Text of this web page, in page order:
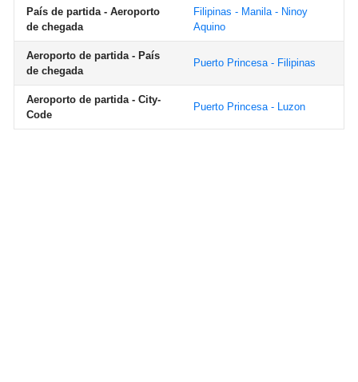
País de partida - Aeroporto
de chegada
Filipinas - Manila - Ninoy
Aquino
Aeroporto de partida - País
de chegada
Puerto Princesa - Filipinas
Aeroporto de partida - City-
Code
Puerto Princesa - Luzon